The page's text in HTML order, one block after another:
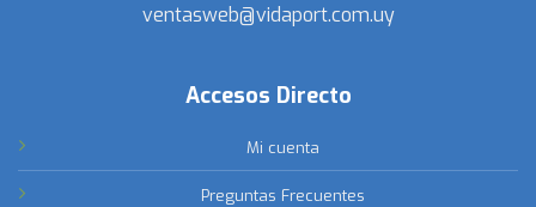
ventasweb@vidaport.com.uy
Accesos Directo
Mi cuenta
Preguntas Frecuentes